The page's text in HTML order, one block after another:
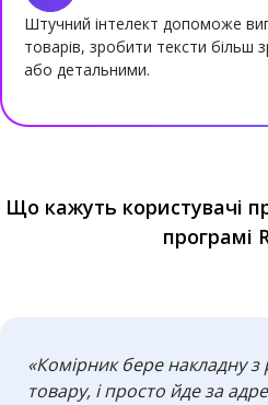
Штучний інтелект допоможе
товарів, зробити тексти більш
або детальними.
Що кажуть користувачі
програмі
«Комірник бере накладну
товару, і просто йде за